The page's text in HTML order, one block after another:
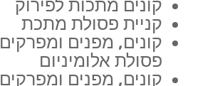
קונים מתכות לפירוק
קניית פסולת מתכת
קונים, מפנים ומפרקים
פסולת אלומיניום
קונים, מפנים ומפרקים